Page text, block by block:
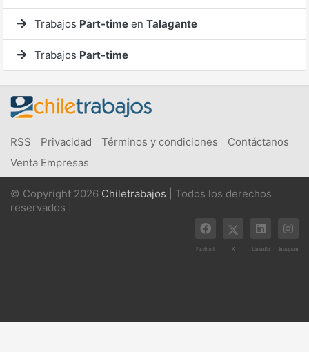
Trabajos Part-time en Talagante
Trabajos Part-time
RSS Privacidad Términos y condiciones
Contáctanos
Venta Empresas
© Copyright 2026 Chiletrabajos | Todos los derechos
reservados |
Facebook X Linkedin Instagram